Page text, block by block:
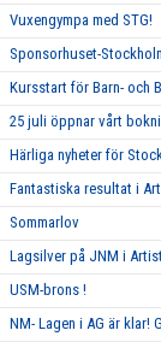
Vuxengympa med STG!
Sponsorhuset-
Kursstart för Barn- och
25 juli öppnar vårt
Härliga nyheter för
Fantastiska resultat i
Sommarlov
Lagsilver på JNM i
USM-brons !
NM- Lagen i AG är klar!